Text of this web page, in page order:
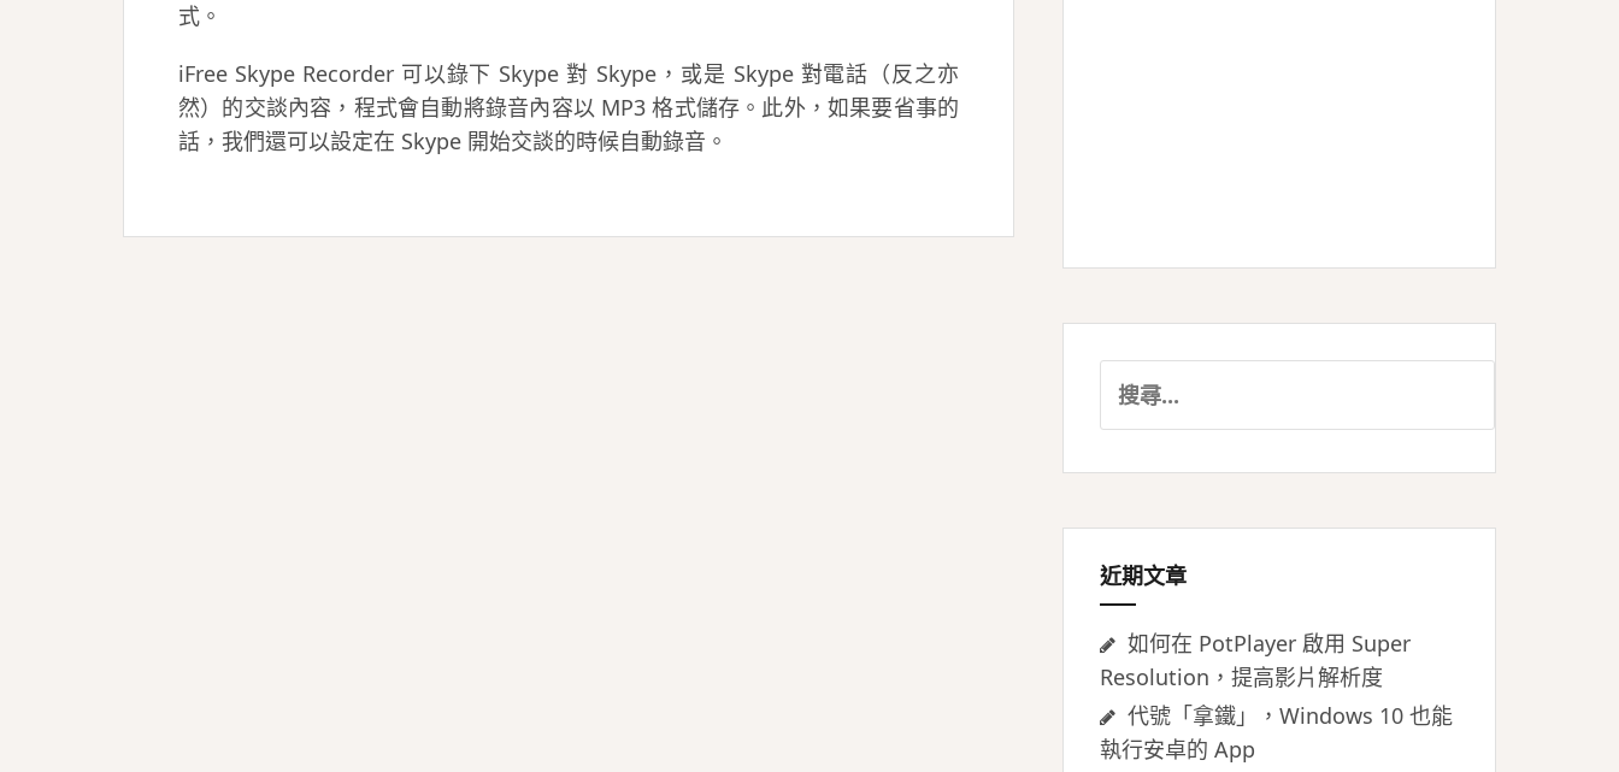
式。
iFree Skype Recorder 可以錄下 Skype 對 Skype，或是 Skype 對電話（反之亦
然）的交談內容，程式會自動將錄音內容以 MP3 格式儲存。此外，如果要省事的
話，我們還可以設定在 Skype 開始交談的時候自動錄音。
尋
鍵
近期文章
如何在 PotPlayer 啟用 Super
Resolution，提高影片解析度
代號「拿鐵」，Windows 10 也能
執行安卓的 App